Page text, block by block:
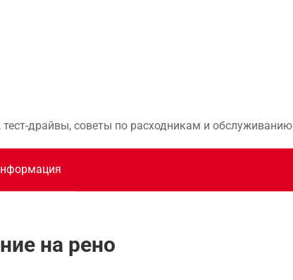
драйвы, советы по расходникам и обслуживанию
на рено